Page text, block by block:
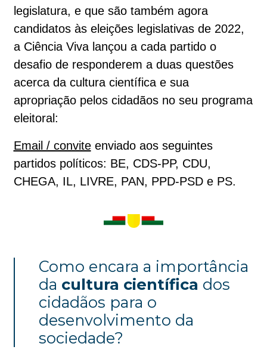
legislatura, e que são também agora
candidatos às eleições legislativas de 2022,
a Ciência Viva lançou a cada partido o
desafio de responderem a duas questões
acerca da cultura científica e sua
apropriação pelos cidadãos no seu programa
eleitoral:
Email / conviteenviado aos seguintes
partidos políticos: BE, CDS-PP, CDU,
CHEGA, IL, LIVRE, PAN, PPD-PSD e PS.
Como encara a importância
da cultura científica dos
cidadãos para o
desenvolvimento da
sociedade?